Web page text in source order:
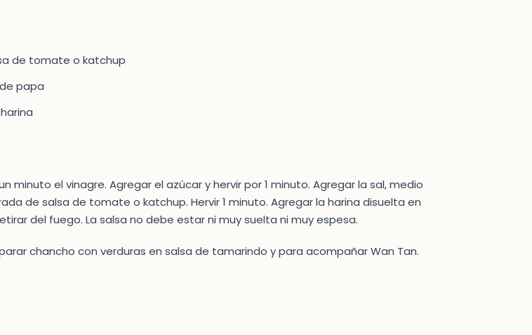
de tomate o katchup
papa
minuto el vinagre. Agregar el azúcar y hervir por 1 minuto. Agregar la sal, medio
de salsa de tomate o katchup. Hervir 1 minuto. Agregar la harina disuelta en
del fuego. La salsa no debe estar ni muy suelta ni muy espesa.
chancho con verduras en salsa de tamarindo y para acompañar Wan Tan.